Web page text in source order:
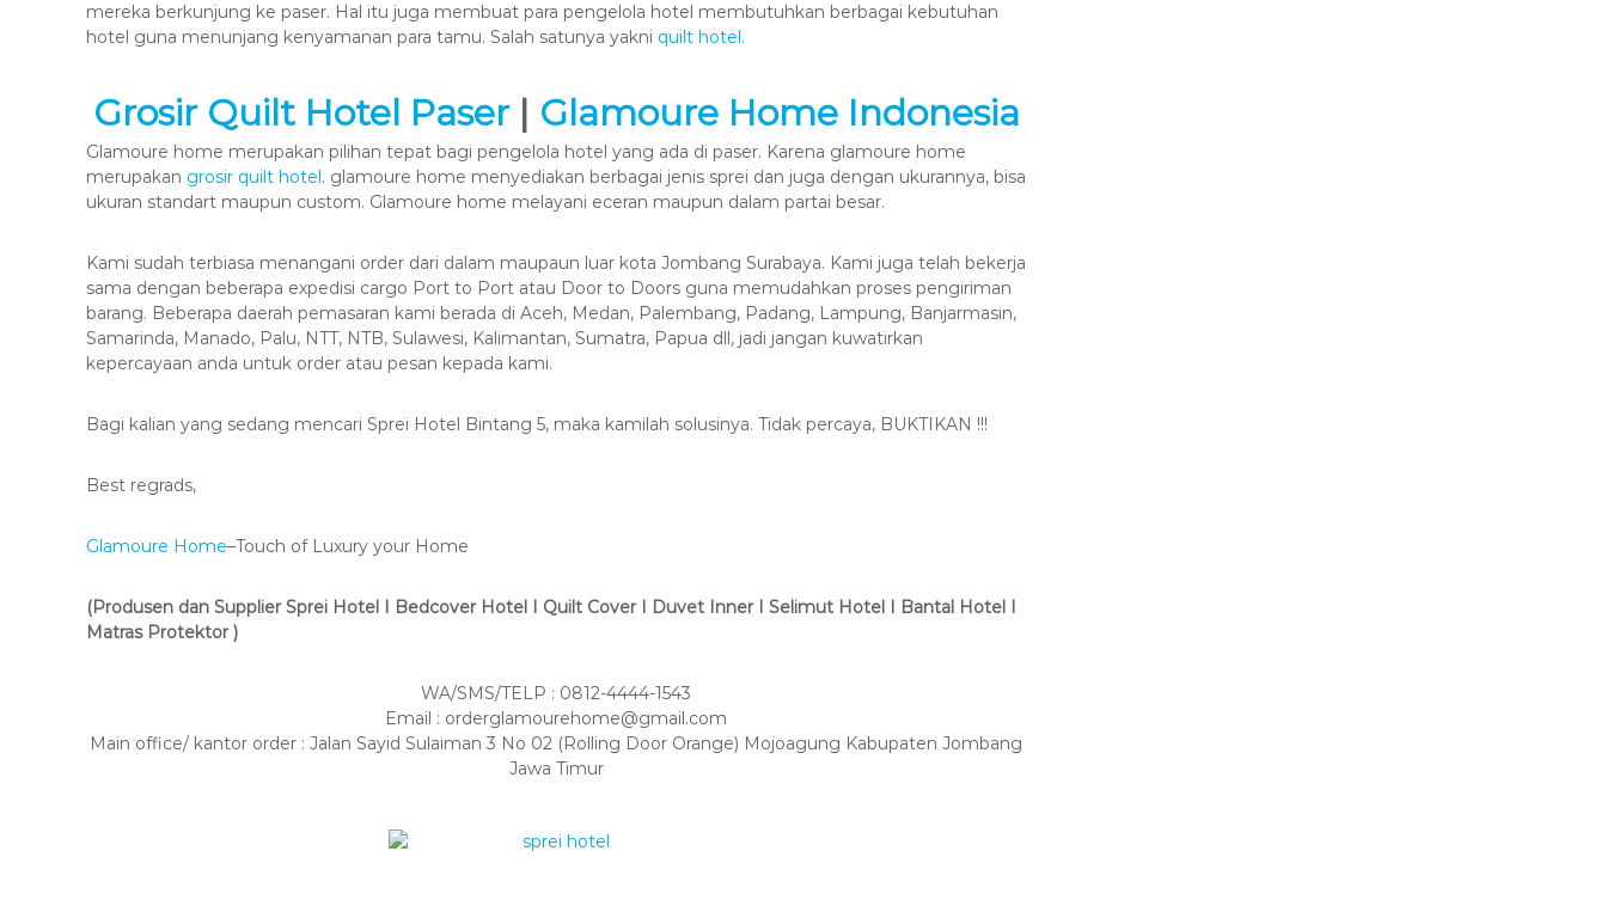
mereka berkunjung ke paser. Hal itu juga membuat para pengelola hotel membutuhkan berbagai kebutuhan
hotel guna menunjang kenyamanan para tamu. Salah satunya yakni quilt hotel .
Grosir Quilt Hotel Paser| Glamoure Home Indonesia
Glamoure home merupakan pilihan tepat bagi pengelola hotel yang ada di paser. Karena glamoure home
merupakan grosir quilt hotel . glamoure home menyediakan berbagai jenis sprei dan juga dengan ukurannya, bisa
ukuran standart maupun custom. Glamoure home melayani eceran maupun dalam partai besar.
Kami sudah terbiasa menangani order dari dalam maupaun luar kota Jombang Surabaya. Kami juga telah bekerja
sama dengan beberapa expedisi cargo Port to Port atau Door to Doors guna memudahkan proses pengiriman
barang. Beberapa daerah pemasaran kami berada di Aceh, Medan, Palembang, Padang, Lampung, Banjarmasin,
Samarinda, Manado, Palu, NTT, NTB, Sulawesi, Kalimantan, Sumatra, Papua dll, jadi jangan kuwatirkan
kepercayaan anda untuk order atau pesan kepada kami.
Bagi kalian yang sedang mencari Sprei Hotel Bintang 5, maka kamilah solusinya. Tidak percaya, BUKTIKAN !!!
Best regrads,
Glamoure Home–Touch of Luxury your Home
(Produsen dan Supplier Sprei Hotel I Bedcover Hotel I Quilt Cover I Duvet Inner I Selimut Hotel I Bantal Hotel I
Matras Protektor )
WA/SMS/TELP : 0812-4444-1543
Email : orderglamourehome@gmail.com
Main office/ kantor order : Jalan Sayid Sulaiman 3 No 02 (Rolling Door Orange) Mojoagung Kabupaten Jombang
Jawa Timur